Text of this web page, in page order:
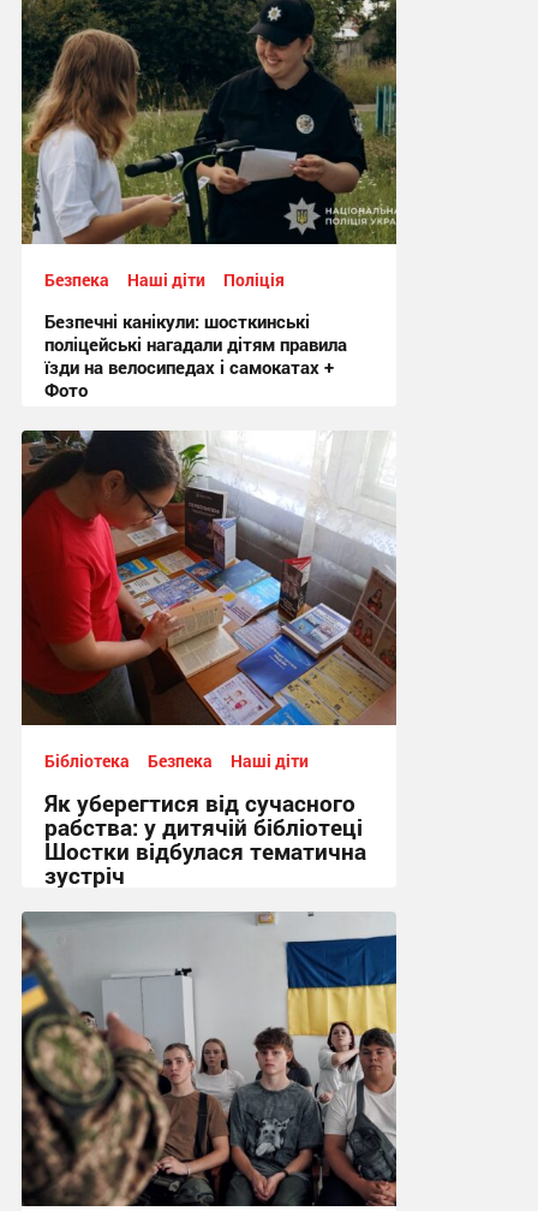
Безпека Наші діти Поліція
Безпечні канікули: шосткинські
поліцейські нагадали дітям правила
їзди на велосипедах і самокатах +
Фото
10:18, 30.07.2026
Бібліотека Безпека Наші діти
Як уберегтися від сучасного
рабства: у дитячій бібліотеці
Шостки відбулася тематична
зустріч